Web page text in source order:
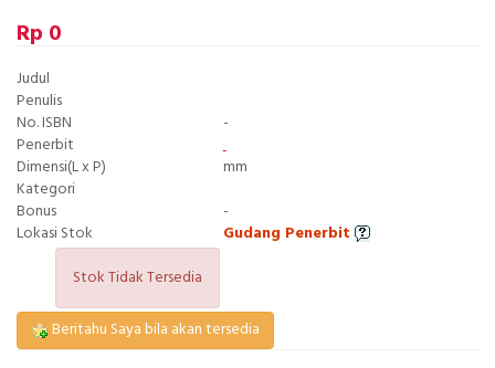
Rp 0
Judul
Penulis
No. ISBN
-
Penerbit
Dimensi(L x P)
mm
Kategori
Bonus
-
Lokasi Stok
Gudang Penerbit
Stok Tidak Tersedia
Beritahu Saya bila akan tersedia